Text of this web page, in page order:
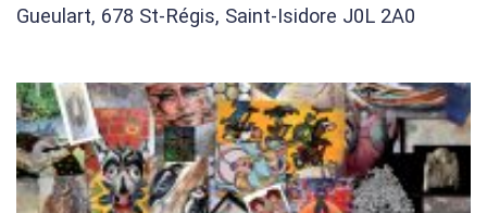
Gueulart, 678 St-Régis, Saint-Isidore J0L 2A0